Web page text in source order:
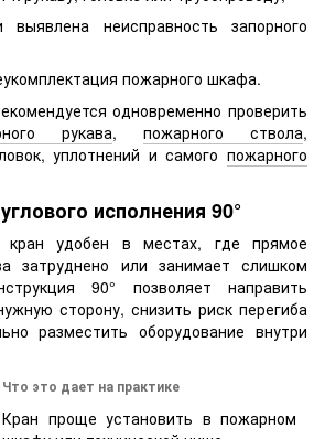
выявлена неисправность запорного
пожарного шкафа.
одновременно проверить
рукава, пожарного ствола,
уплотнений и самого пожарного
исполнения 90°
кран удобен в местах, где прямое
затруднено или занимает слишком
90° позволяет направить
сторону, снизить риск перегиба
разместить оборудование внутри
Что это дает на практике
Кран проще установить в пожарном